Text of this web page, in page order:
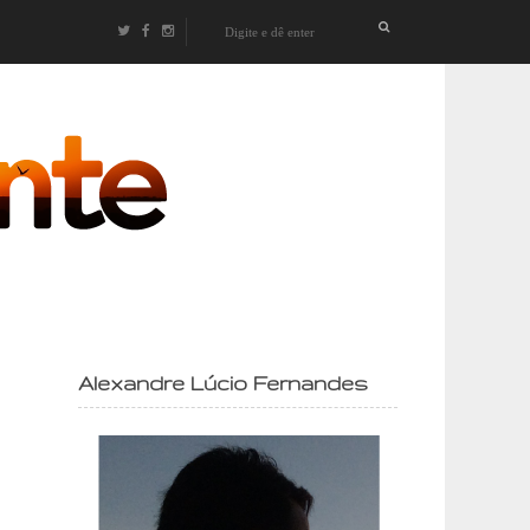
Alexandre Lúcio Fernandes